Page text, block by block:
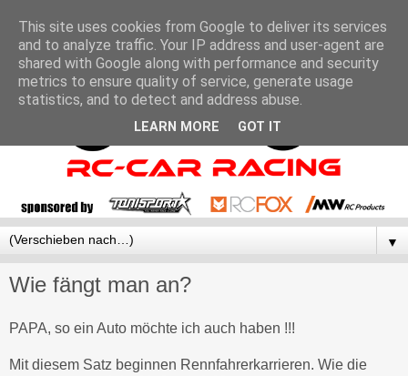
▼
Wie fängt man an?
PAPA, so ein Auto möchte ich auch haben !!!
Mit diesem Satz beginnen Rennfahrerkarrieren. Wie die
This site uses cookies from Google to deliver its services
and to analyze traffic. Your IP address and user-agent are
shared with Google along with performance and security
metrics to ensure quality of service, generate usage
statistics, and to detect and address abuse.
LEARN MORE GOT IT